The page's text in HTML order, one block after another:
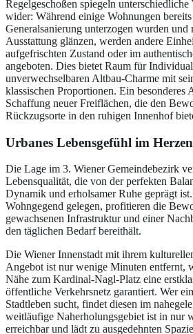
Regelgeschoßen spiegeln
wider: Während einige Wohnungen bereits
Generalsanierung unterzogen wurden und
Ausstattung glänzen, werden andere
aufgefrischten Zustand oder im
angeboten. Dies bietet Raum für
unverwechselbaren Altbau-Charme mit
klassischen Proportionen. Ein besonderes
Schaffung neuer Freiflächen, die den
Rückzugsorte in den ruhigen Innenhof
Urbanes Lebensgefühl im
Die Lage im 3. Wiener Gemeindebezirk
Lebensqualität, die von der perfekten
Dynamik und erholsamer Ruhe geprägt
Wohngegend gelegen, profitieren die
gewachsenen Infrastruktur und einer
den täglichen Bedarf bereithält.
Die Wiener Innenstadt mit ihrem
Angebot ist nur wenige Minuten entfernt,
Nähe zum Kardinal-Nagl-Platz eine
öffentliche Verkehrsnetz garantiert. Wer
Stadtleben sucht, findet diesen im
weitläufige Naherholungsgebiet ist in nur
erreichbar und lädt zu ausgedehnten